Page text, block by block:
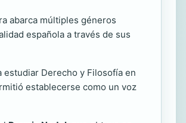
abarca múltiples géneros
española a través de sus
Derecho y Filosofía en
establecerse como un voz